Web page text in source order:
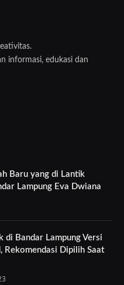
informasi, edukasi dan
Baru yang di Lantik
Lampung Eva Dwiana
di Bandar Lampung Versi
Rekomendasi Dipilih Saat